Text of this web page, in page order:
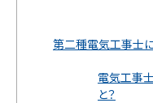
第二種電気工事士
電気工事
と？